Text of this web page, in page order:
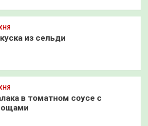
из сельди
в томатном соусе с